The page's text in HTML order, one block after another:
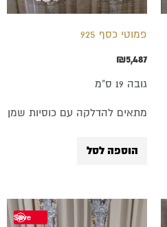
פמוטי כסף 925
₪5,487
גובה 19 ס"מ
מתאים להדלקה עם כוסיות שמן
הוספה לסל
Save